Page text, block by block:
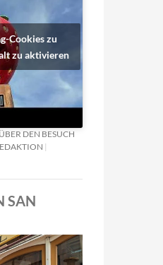
Cookies zu
zu aktivieren
DEN BESUCH
SAN